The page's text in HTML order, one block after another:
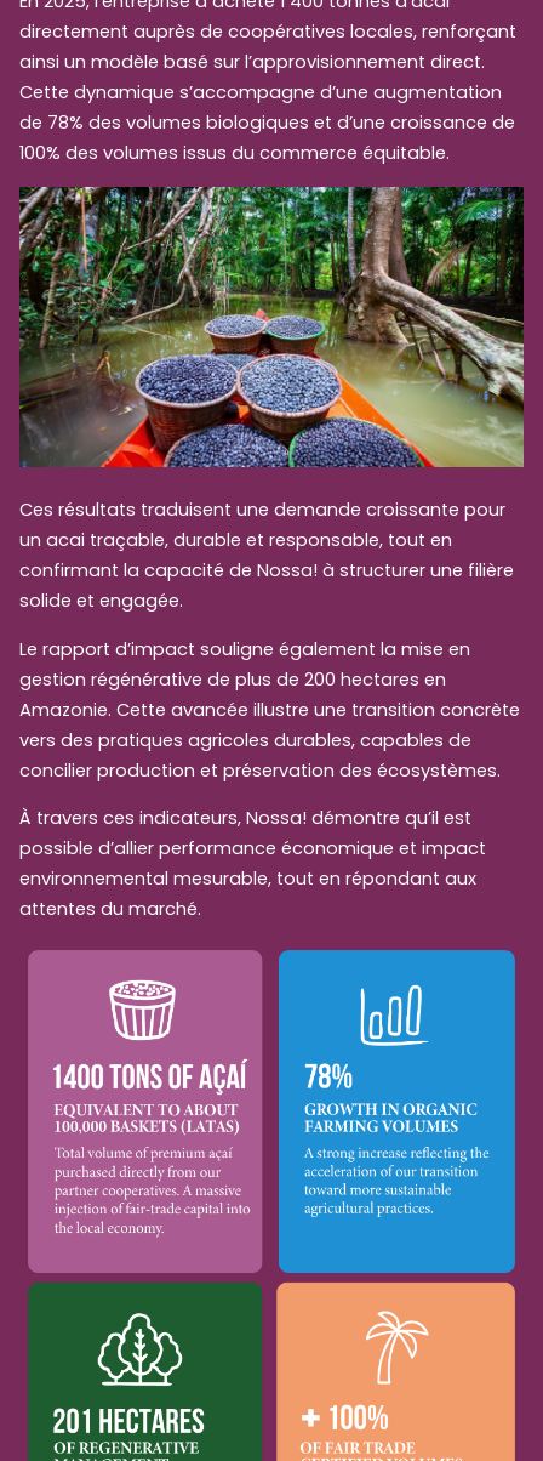
directement auprès de coopératives locales, renforçant
ainsi un modèle basé sur l’approvisionnement direct.
Cette dynamique s’accompagne d’une augmentation
de 78% des volumes biologiques et d’une croissance de
100% des volumes issus du commerce équitable.
Ces résultats traduisent une demande croissante pour
un acai traçable, durable et responsable, tout en
confirmant la capacité de Nossa! à structurer une filière
solide et engagée.
Le rapport d’impact souligne également la mise en
gestion régénérative de plus de 200 hectares en
Amazonie. Cette avancée illustre une transition concrète
vers des pratiques agricoles durables, capables de
concilier production et préservation des écosystèmes.
À travers ces indicateurs, Nossa! démontre qu’il est
possible d’allier performance économique et impact
environnemental mesurable, tout en répondant aux
attentes du marché.